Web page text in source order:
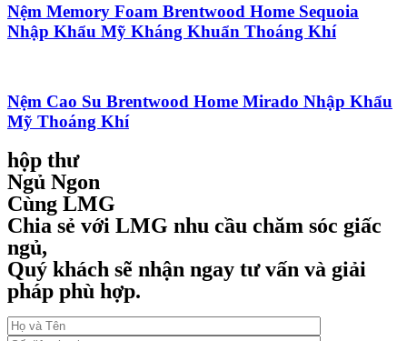
Nệm Memory Foam Brentwood Home Sequoia
Nhập Khẩu Mỹ Kháng Khuẩn Thoáng Khí
Nệm Cao Su Brentwood Home Mirado Nhập Khẩu
Mỹ Thoáng Khí
hộp thư
Ngủ Ngon
Cùng LMG
Chia sẻ với LMG nhu cầu chăm sóc giấc
ngủ,
Quý khách sẽ nhận ngay tư vấn và giải
pháp phù hợp.